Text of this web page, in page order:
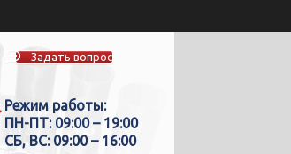
Задать вопрос
Режим работы:
ПН-ПТ: 09:00 – 19:00
СБ, ВС: 09:00 – 16:00